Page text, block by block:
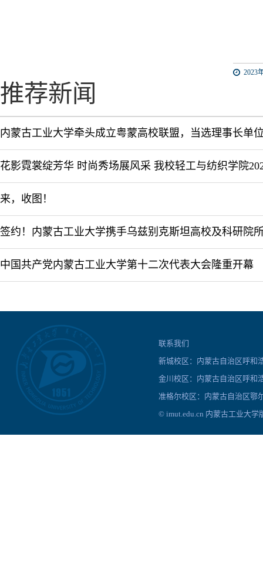
2023
推荐新闻
内蒙古工业大学牵头成立粤蒙高校联盟，当选理事长单
来，收图！
中国共产党内蒙古工业大学第十二次代表大会隆重开幕
联系我们
新城校区：内蒙古自治区呼
金川校区：内蒙古自治区呼
准格尔校区：内蒙古自治区
© imut.edu.cn 内蒙古工业大